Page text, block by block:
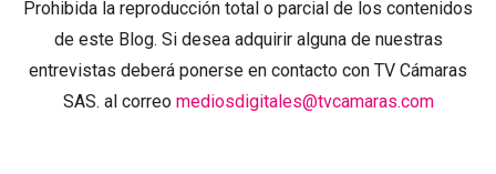
Prohibida la reproducción total o parcial de los contenidos
de este Blog. Si desea adquirir alguna de nuestras
entrevistas deberá ponerse en contacto con TV Cámaras
SAS. al correo mediosdigitales@tvcamaras.com